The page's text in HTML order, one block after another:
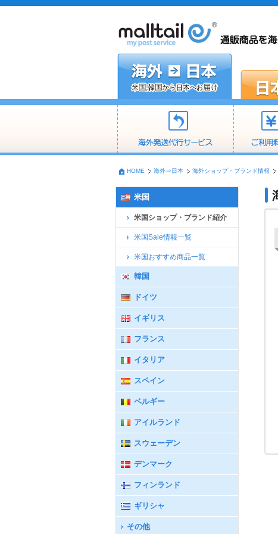
HOME 海外⇒日本 海外ショップ・ブランド情報
米国
米国ショップ・ブランド紹介
米国Sale情報一覧
米国おすすめ商品一覧
韓国
ドイツ
イギリス
フランス
イタリア
スペイン
ベルギー
アイルランド
スウェーデン
デンマーク
フィンランド
ギリシャ
その他